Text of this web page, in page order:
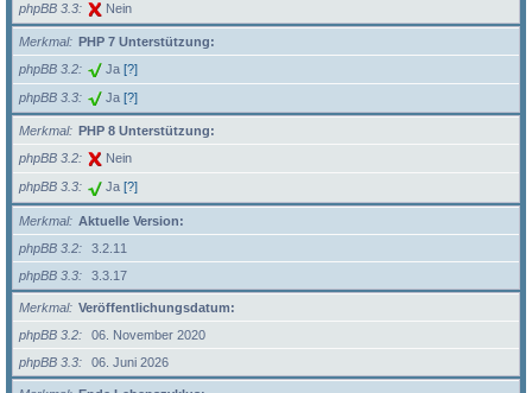
phpBB 3.3 Nein
Merkmal
PHP 7 Unterstützung:
phpBB 3.2
Ja [?]
phpBB 3.3 Ja [?]
Merkmal
PHP 8 Unterstützung:
phpBB 3.2
Nein
phpBB 3.3 Ja [?]
Merkmal
Aktuelle Version:
phpBB 3.2
3.2.11
phpBB 3.3
3.3.17
Merkmal
Veröffentlichungsdatum:
phpBB 3.2
06. November 2020
phpBB 3.3
06. Juni 2026